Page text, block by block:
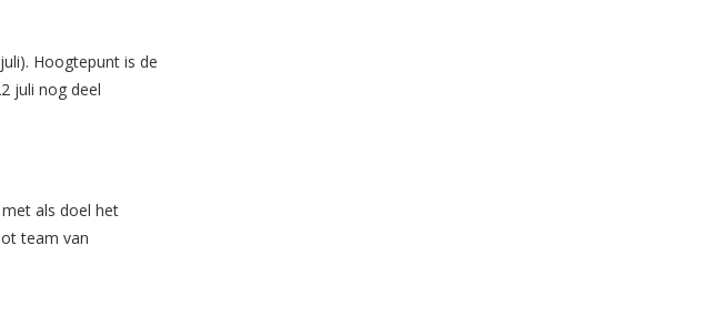
Hoogtepunt is de
juli nog deel
als doel het
team van